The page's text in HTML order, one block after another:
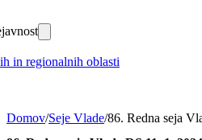
in regionalnih oblasti
Domov/Seje Vlade/86. Redna seja